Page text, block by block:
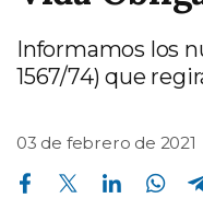
Informamos los
1567/74) que
03 de febrero de 2021
Compartir en Facebook Compartir en Twitter Compartir en Linkedin Compartir en Whatsapp